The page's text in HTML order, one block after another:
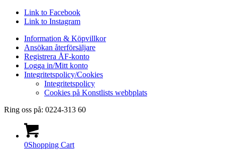
Link to Facebook
Link to Instagram
Information & Köpvillkor
Ansökan återförsäljare
Registrera ÅF-konto
Logga in/Mitt konto
Integritetspolicy/Cookies
Integritetspolicy
Cookies på Konstlists webbplats
Ring oss på: 0224-313 60
0Shopping Cart